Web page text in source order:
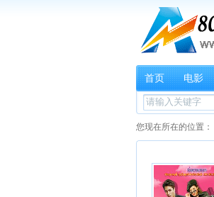
首页 电影
您现在所在的位置：